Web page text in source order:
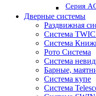
Серия
Дверные системы
Раздвижная
Система
Система
Рото Система
Система
Барные,
Система купе
Система